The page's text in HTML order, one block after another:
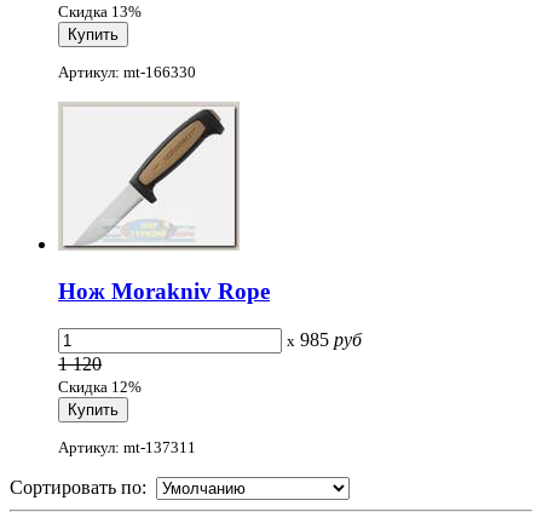
Скидка 13%
Артикул: mt-166330
Нож Morakniv Rope
x 985 руб
1 120
Скидка 12%
Артикул: mt-137311
Сортировать по: